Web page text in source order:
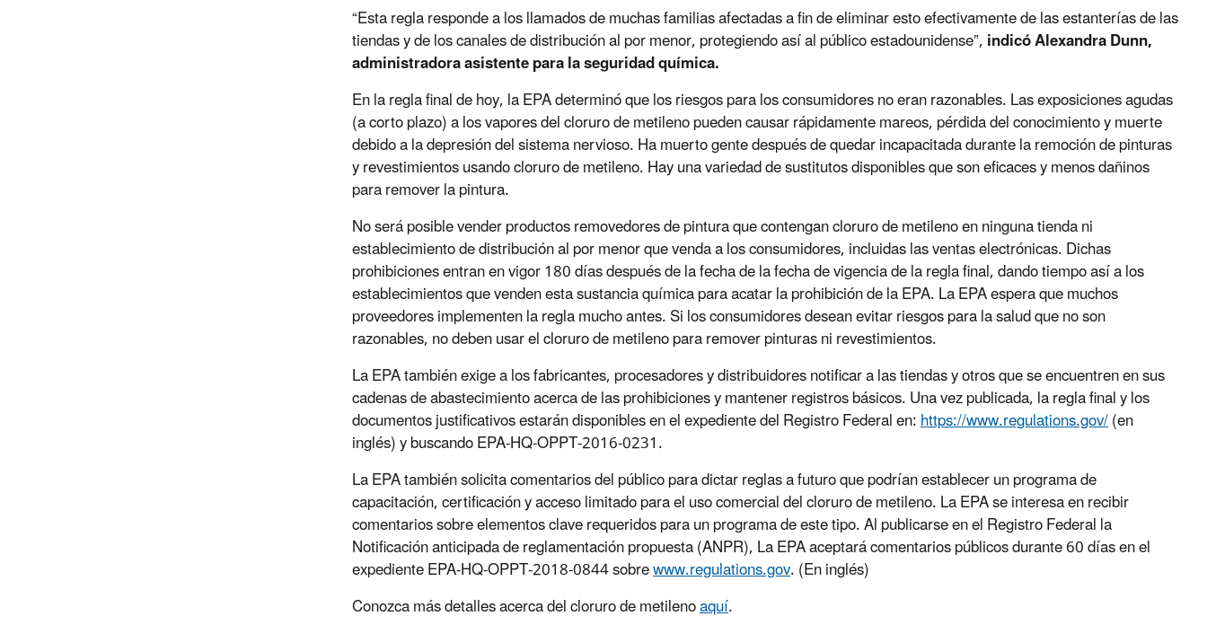
“Esta regla responde a los llamados de muchas familias afectadas a fin de eliminar esto efectivamente de las estanterías de las
tiendas y de los canales de distribución al por menor, protegiendo así al público estadounidense”,indicó Alexandra Dunn,
administradora asistente para la seguridad química.
En la regla final de hoy, la EPA determinó que los riesgos para los consumidores no eran razonables. Las exposiciones agudas
(a corto plazo) a los vapores del cloruro de metileno pueden causar rápidamente mareos, pérdida del conocimiento y muerte
debido a la depresión del sistema nervioso. Ha muerto gente después de quedar incapacitada durante la remoción de pinturas
y revestimientos usando cloruro de metileno. Hay una variedad de sustitutos disponibles que son eficaces y menos dañinos
para remover la pintura.
No será posible vender productos removedores de pintura que contengan cloruro de metileno en ninguna tienda ni
establecimiento de distribución al por menor que venda a los consumidores, incluidas las ventas electrónicas. Dichas
prohibiciones entran en vigor 180 días después de la fecha de la fecha de vigencia de la regla final, dando tiempo así a los
establecimientos que venden esta sustancia química para acatar la prohibición de la EPA. La EPA espera que muchos
proveedores implementen la regla mucho antes. Si los consumidores desean evitar riesgos para la salud que no son
razonables, no deben usar el cloruro de metileno para remover pinturas ni revestimientos.
La EPA también exige a los fabricantes, procesadores y distribuidores notificar a las tiendas y otros que se encuentren en sus
cadenas de abastecimiento acerca de las prohibiciones y mantener registros básicos. Una vez publicada, la regla final y los
documentos justificativos estarán disponibles en el expediente del Registro Federal en:https://www.regulations.gov/(en
inglés) y buscando EPA-HQ-OPPT-2016-0231.
La EPA también solicita comentarios del público para dictar reglas a futuro que podrían establecer un programa de
capacitación, certificación y acceso limitado para el uso comercial del cloruro de metileno. La EPA se interesa en recibir
comentarios sobre elementos clave requeridos para un programa de este tipo. Al publicarse en el Registro Federal la
Notificación anticipada de reglamentación propuesta (ANPR), La EPA aceptará comentarios públicos durante 60 días en el
expediente EPA-HQ-OPPT-2018-0844 sobrewww.regulations.gov. (En inglés)
Conozca más detalles acerca del cloruro de metilenoaquí.